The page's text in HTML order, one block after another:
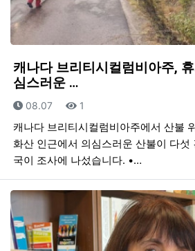
캐나다 브리티시컬럼비아주,
심스러운 …
등록일
08.07 조회
1
캐나다 브리티시컬럼비아주에서 산불
화산 인근에서 의심스러운 산불이 다섯
국이 조사에 나섰습니다. •…